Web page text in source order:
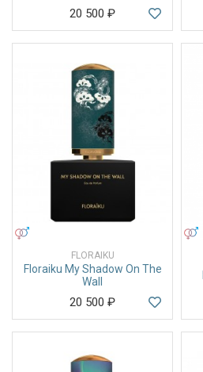
20 500 ₽
FLORAIKU
Floraiku My Shadow On The
Wall
20 500 ₽